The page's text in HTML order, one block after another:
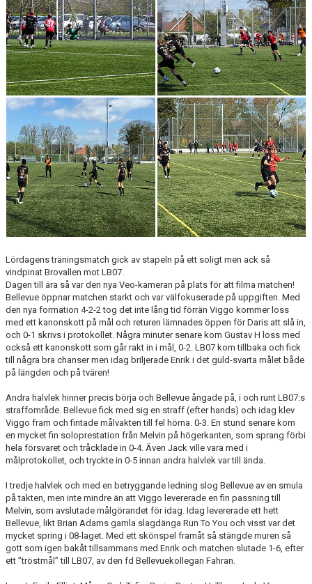
KLÄDBESTÄLLNING
SPONSORER
KLUBBMAGASIN
NATIONELLA SPELFORMER
PROVTRÄNING
SKADEBEHANDLING
VÄRDEGRUND
FOTBOLLSCAMP 2026
TRÄNARUTBILDNING
SUPPORTERPRYLAR
GÅBOLL
PROJEKT
GYMKORT NORDIC WELLNESS
FYSTRÄNING
POLICY SOCIALA MEDIER
FRITIDSKORTET 2026
Lördagens träningsmatch gick av stapeln på ett soligt men ack så
vindpinat Brovallen mot LB07.
Dagen till ära så var den nya Veo-kameran på plats för att filma matchen!
Bellevue öppnar matchen starkt och var välfokuserade på uppgiften. Med
den nya formation 4-2-2 tog det inte lång tid förrän Viggo kommer loss
med ett kanonskott på mål och returen lämnades öppen för Daris att slå in,
och 0-1 skrivs i protokollet. Några minuter senare kom Gustav H loss med
också ett kanonskott som går rakt in i mål, 0-2. LB07 kom tillbaka och fick
till några bra chanser men idag briljerade Enrik i det guld-svarta målet både
på längden och på tvären!
Andra halvlek hinner precis börja och Bellevue ångade på, i och runt LB07:s
straffområde. Bellevue fick med sig en straff (efter hands) och idag klev
Viggo fram och fintade målvakten till fel hörna. 0-3. En stund senare kom
en mycket fin soloprestation från Melvin på högerkanten, som sprang förbi
hela försvaret och tråcklade in 0-4. Även Jack ville vara med i
målprotokollet, och tryckte in 0-5 innan andra halvlek var till ända.
I tredje halvlek och med en betryggande ledning slog Bellevue av en smula
på takten, men inte mindre än att Viggo levererade en fin passning till
Melvin, som avslutade målgörandet för idag. Idag levererade ett hett
Bellevue, likt Brian Adams gamla slagdänga Run To You och visst var det
mycket spring i 08-laget. Med ett skönspel framåt så stängde muren så
gott som igen bakåt tillsammans med Enrik och matchen slutade 1-6, efter
ett ”tröstmål” till LB07, av den fd Bellevuekollegan Fahran.